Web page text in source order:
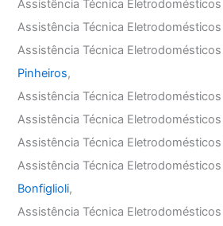
Assistência Técnica
Assistência Técnica
Assistência Técnica
Pinheiros,
Assistência Técnica
Assistência Técnica
Assistência Técnica
Assistência Técnica
Bonfiglioli,
Assistência Técnica